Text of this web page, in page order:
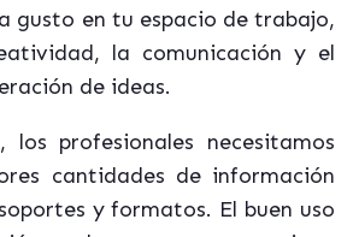
gusto en tu espacio de trabajo,
la comunicación y el
de ideas.
los profesionales necesitamos
cantidades de información
y formatos. El buen uso